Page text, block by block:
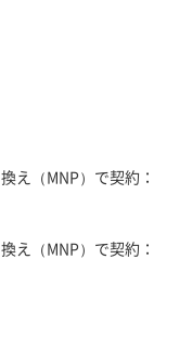
え（MNP）で契約：
え（MNP）で契約：